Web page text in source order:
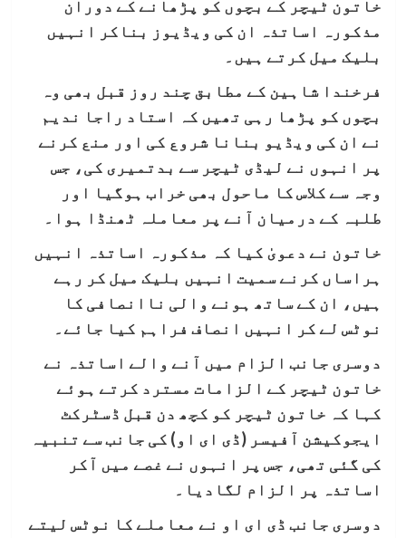
خاتون ٹیچر کے بچوں کو پڑھانے کے دوران
مذکورہ اساتذہ ان کی ویڈیوز بناکر انہیں
بلیک میل کرتے ہیں۔
فرخندا شاہین کے مطابق چند روز قبل بھی وہ
بچوں کو پڑھا رہی تھیں کہ استاد راجا ندیم
نے ان کی ویڈیو بنانا شروع کی اور منع کرنے
پر انہوں نے لیڈی ٹیچر سے بدتمیری کی، جس
وجہ سے کلاس کا ماحول بھی خراب ہوگیا اور
طلبہ کے درمیان آنے پر معاملہ ٹھنڈا ہوا۔
خاتون نے دعویٰ کیا کہ مذکورہ اساتذہ انہیں
ہراساں کرنے سمیت انہیں بلیک میل کر رہے
ہیں، ان کے ساتھ ہونے والی ناانصافی کا
نوٹس لے کر انہیں انصاف فراہم کیا جائے۔
دوسری جانب الزام میں آنے والے اساتذہ نے
خاتون ٹیچر کے الزامات مسترد کرتے ہوئے
کہا کہ خاتون ٹیچر کو کچھ دن قبل ڈسٹرکٹ
ایجوکیشن آفیسر (ڈی ای او) کی جانب سے تنبیہ
کی گئی تھی، جس پر انہوں نے غصے میں آکر
اساتذہ پر الزام لگادیا۔
دوسری جانب ڈی ای او نے معاملے کا نوٹس لیتے